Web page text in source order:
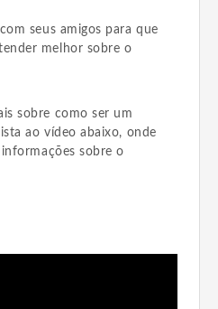
seus amigos para que
melhor sobre o
sobre como ser um
ao vídeo abaixo, onde
sobre o